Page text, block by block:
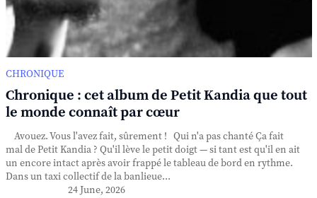
CHRONIQUE
Chronique : cet album de Petit Kandia que tout
le monde connaît par cœur
Avouez. Vous l'avez fait, sûrement ! Qui n'a pas chanté Ça fait
mal de Petit Kandia ? Qu'il lève le petit doigt — si tant est qu'il en ait
un encore intact après avoir frappé le tableau de bord en rythme.
Dans un taxi collectif de la banlieue...
24 June, 2026